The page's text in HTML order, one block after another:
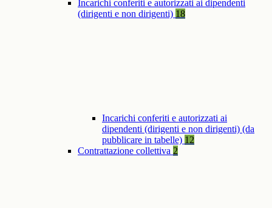
Incarichi conferiti e autorizzati ai dipendenti
(dirigenti e non dirigenti) 18
Incarichi conferiti e autorizzati ai
dipendenti (dirigenti e non dirigenti) (da
pubblicare in tabelle) 12
Contrattazione collettiva 2